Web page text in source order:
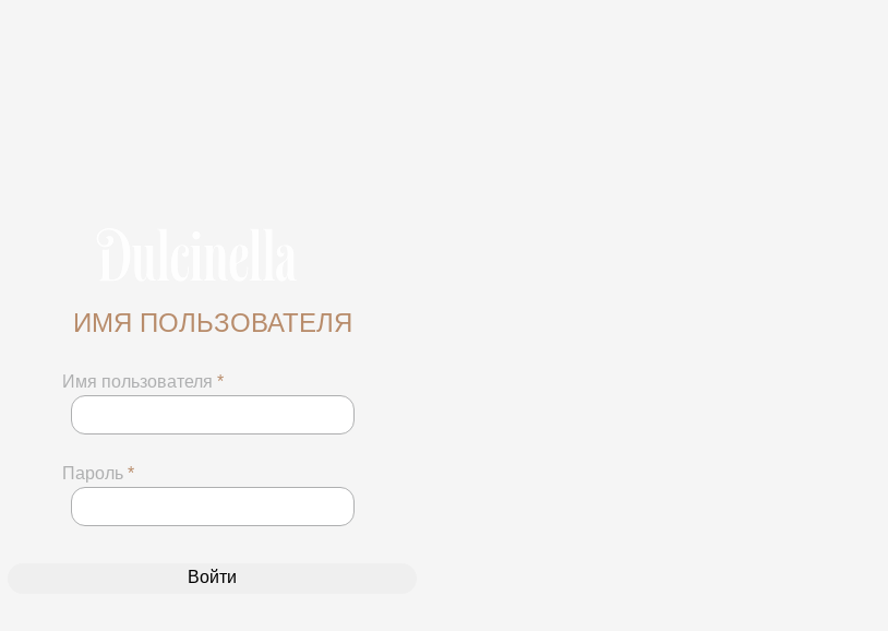
ИМЯ ПОЛЬЗОВАТЕЛЯ
Имя пользователя *
Пароль *